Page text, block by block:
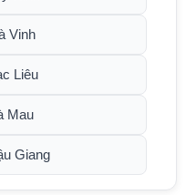
Vinh
Liêu
Mau
Giang